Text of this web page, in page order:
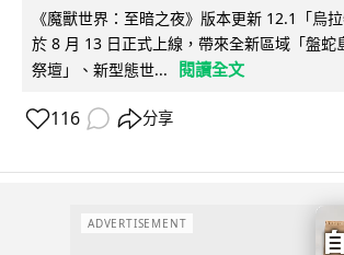
《魔獸世界：至暗之夜》版本更新 12.1「烏
於 8 月 13 日正式上線，帶來全新區域「盤蛇
祭壇」、新型態世...
閱讀全文
116 分享
ADVERTISEMENT